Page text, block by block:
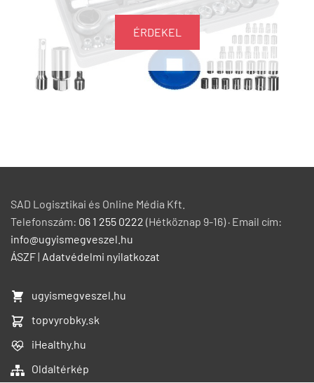
ÉRDEKEL
SAD Logisztikai és Online Média Kft.
Telefonszám: 06 1 255 0222 (Hétköznap 9-16) · Email cím:
info@ugyismegveszel.hu
ÁSZF| Adatvédelmi nyilatkozat
ugyismegveszel.hu
topvyrobky.sk
iHealthy.hu
Oldaltérkép